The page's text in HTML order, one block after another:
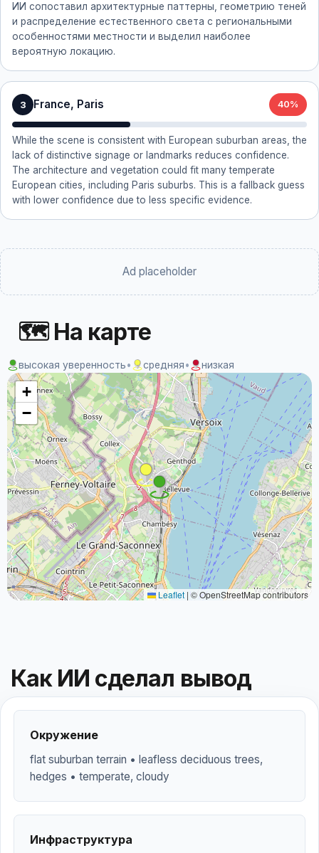
ИИ сопоставил архитектурные паттерны, геометрию теней
и распределение естественного света с региональными
особенностями местности и выделил наиболее
вероятную локацию.
3 France, Paris 40%
While the scene is consistent with European suburban areas, the
lack of distinctive signage or landmarks reduces confidence.
The architecture and vegetation could fit many temperate
European cities, including Paris suburbs. This is a fallback guess
with lower confidence due to less specific evidence.
Ad placeholder
🗺 На карте
высокая уверенность• средняя• низкая
+
−
Leaflet | © OpenStreetMap contributors
Как ИИ сделал вывод
Окружение
flat suburban terrain • leafless deciduous trees,
hedges • temperate, cloudy
Инфраструктура